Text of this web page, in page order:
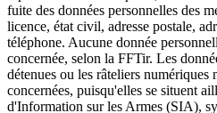
fuite des données personnelles des
licence, état civil, adresse postale,
téléphone. Aucune donnée
concernée, selon la FFTir. Les
détenues ou les râteliers numériques
concernées, puisqu'elles se situent
d'Information sur les Armes (SIA),